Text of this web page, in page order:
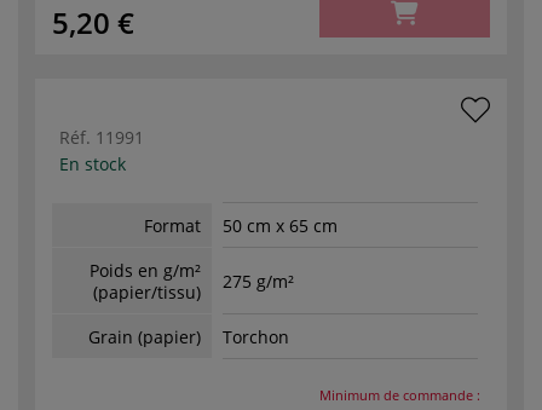
5,20 €
Réf. 11991
En stock
Format
50 cm x 65 cm
Poids en g/m²
(papier/tissu)
275 g/m²
Grain (papier) Torchon
Minimum de commande :